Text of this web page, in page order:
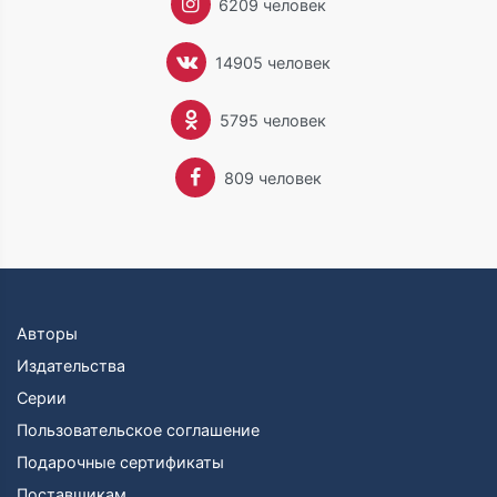
жизни. В большинстве случаев этого бывает вполне
достаточно, чтобы стать писателем.
И вот однажды жители департамента Шаранта, затем
Франция, а затем и другие европейские страны
откроют для себя Мари-Бернадетт Дюпюи благодаря
ее первым книгам на самые разнообразные темы: о
Sissi и Lady Diana, а также Katia Dolgorouky, Astrid,
Королеве Бельгии, ее сыне короле Baudouin…
С начала своей писательской карьеры мадам Дюпюи
«Promenades», в котором подчеркивает достояния
Loups», опубликованная издательством , «Éditions
JCL» в 2002 г. – ее первый роман, опубликованный в
Канаде. С тех пор вышли также ее книги: «L’Amour
Enfants du Pas du Loup», а в сентябре – «Le Chant de
6209 человек
14905 человек
5795 человек
809 человек
Авторы
Издательства
Серии
Пользовательское соглашение
Подарочные сертификаты